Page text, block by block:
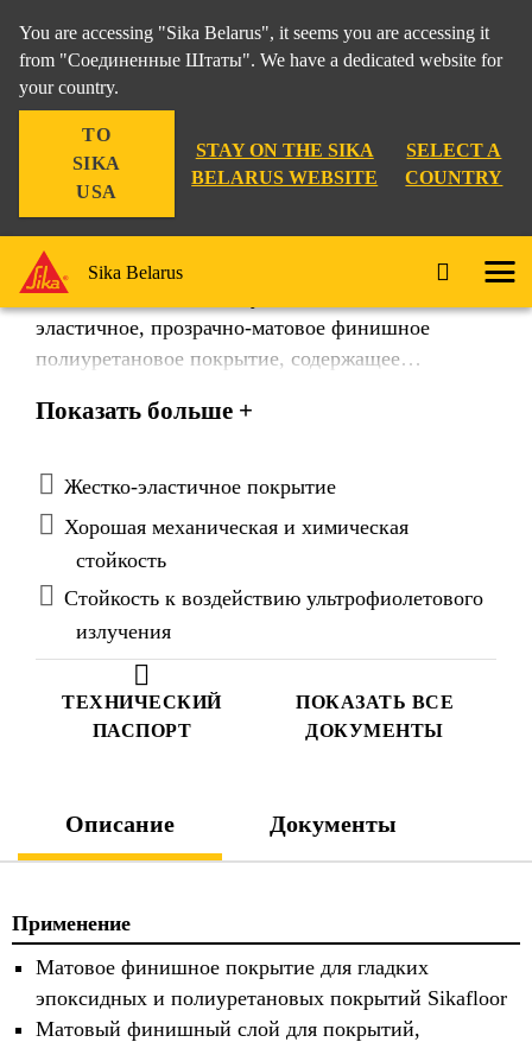
You are accessing "Sika Belarus", it seems you are accessing it
from "Соединенные Штаты". We have a dedicated website for
your country.
TO
SIKA
USA
STAY ON THE SIKA
BELARUS WEBSITE
SELECT A
COUNTRY
Sika Belarus
ТЕХНИЧЕСКИЙ
ПАСПОРТ
ПОКАЗАТЬ ВСЕ
ДОКУМЕНТЫ
Sikafloor®-356 N
Sikafloor-356 N - это двухкомпонентное, жестко-
эластичное, прозрачно-матовое финишное
полиуретановое покрытие, содержащее
Показать больше +
Жестко-эластичное покрытие
Хорошая механическая и химическая
стойкость
Стойкость к воздействию ультрофиолетового
излучения
Описание Документы
Применение
Матовое финишное покрытие для гладких
эпоксидных и полиуретановых покрытий Sikafloor
Матовый финишный слой для покрытий,